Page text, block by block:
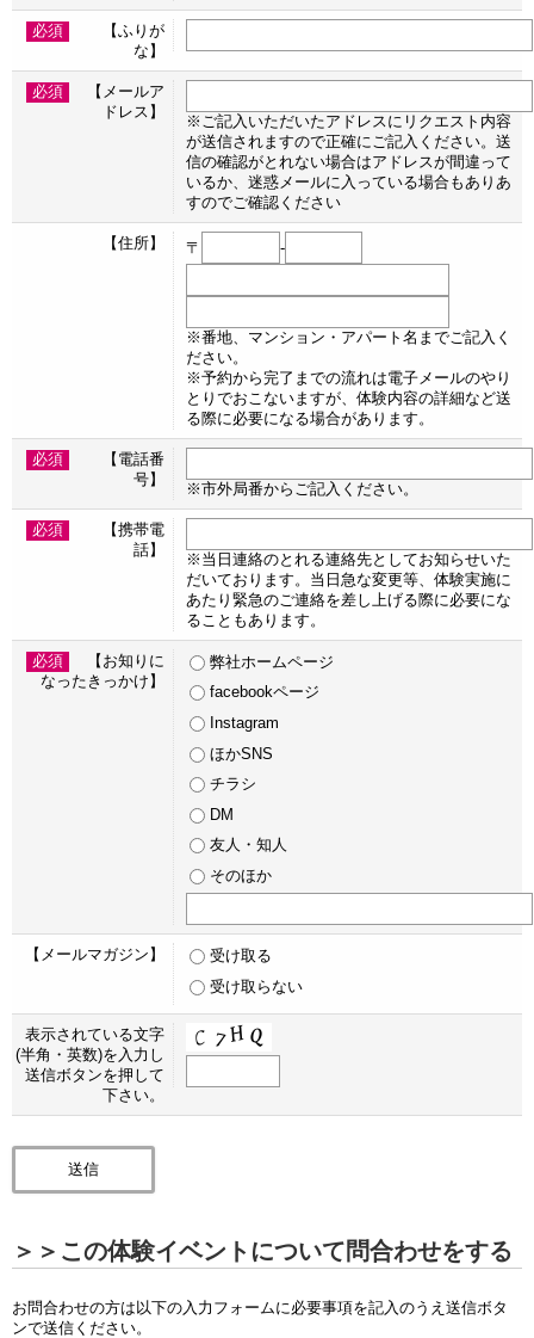
必須
【ふりが
な】
必須
【メールア
ドレス】
※ご記入いただいたアドレスにリクエスト内容
が送信されますので正確にご記入ください。送
信の確認がとれない場合はアドレスが間違って
いるか、迷惑メールに入っている場合もありあ
すのでご確認ください
【住所】 〒 -
※番地、マンション・アパート名までご記入く
ださい。
※予約から完了までの流れは電子メールのやり
とりでおこないますが、体験内容の詳細など送
る際に必要になる場合があります。
必須
【電話番
号】
※市外局番からご記入ください。
必須
【携帯電
話】
※当日連絡のとれる連絡先としてお知らせいた
だいております。当日急な変更等、体験実施に
あたり緊急のご連絡を差し上げる際に必要にな
ることもあります。
必須
【お知りに
なったきっかけ】
弊社ホームページ
facebookページ
Instagram
ほかSNS
チラシ
DM
友人・知人
そのほか
【メールマガジン】
受け取る
受け取らない
表示されている文字
(半角・英数)を入力し
送信ボタンを押して
下さい。
＞＞この体験イベントについて問合わせをする
お問合わせの方は以下の入力フォームに必要事項を記入のうえ送信ボタ
ンで送信ください。